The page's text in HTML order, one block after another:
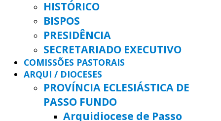
HISTÓRICO
BISPOS
PRESIDÊNCIA
SECRETARIADO EXECUTIVO
COMISSÕES PASTORAIS
ARQUI / DIOCESES
PROVÍNCIA ECLESIÁSTICA DE
PASSO FUNDO
Arquidiocese de Passo